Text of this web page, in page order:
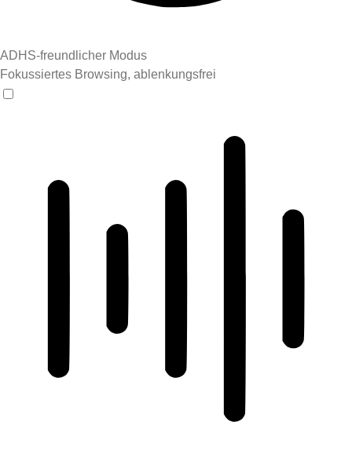
ADHS-freundlicher Modus
Fokussiertes Browsing, ablenkungsfrei